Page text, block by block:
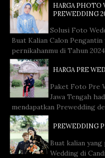
HARGA
PREWEDDING
Solusi Foto
Buat Kalian Calon
pernikahanmu di Tahun
HARGA PRE
Paket Foto Pre
Jawa Tengah
mendapatkan Prewedding
PREWEDDING
Buat kalian
Wedding di